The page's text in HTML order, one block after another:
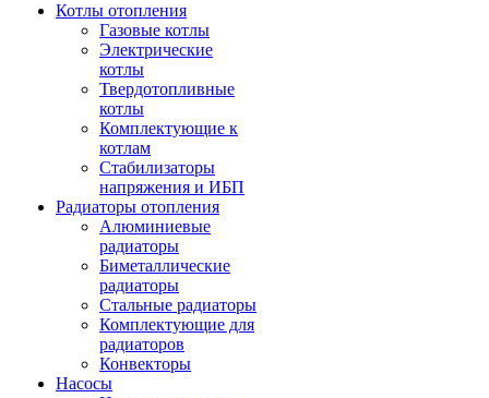
Котлы отопления
Газовые котлы
Электрические
котлы
Твердотопливные
котлы
Комплектующие к
котлам
Стабилизаторы
напряжения и ИБП
Радиаторы отопления
Алюминиевые
радиаторы
Биметаллические
радиаторы
Стальные радиаторы
Комплектующие для
радиаторов
Конвекторы
Насосы